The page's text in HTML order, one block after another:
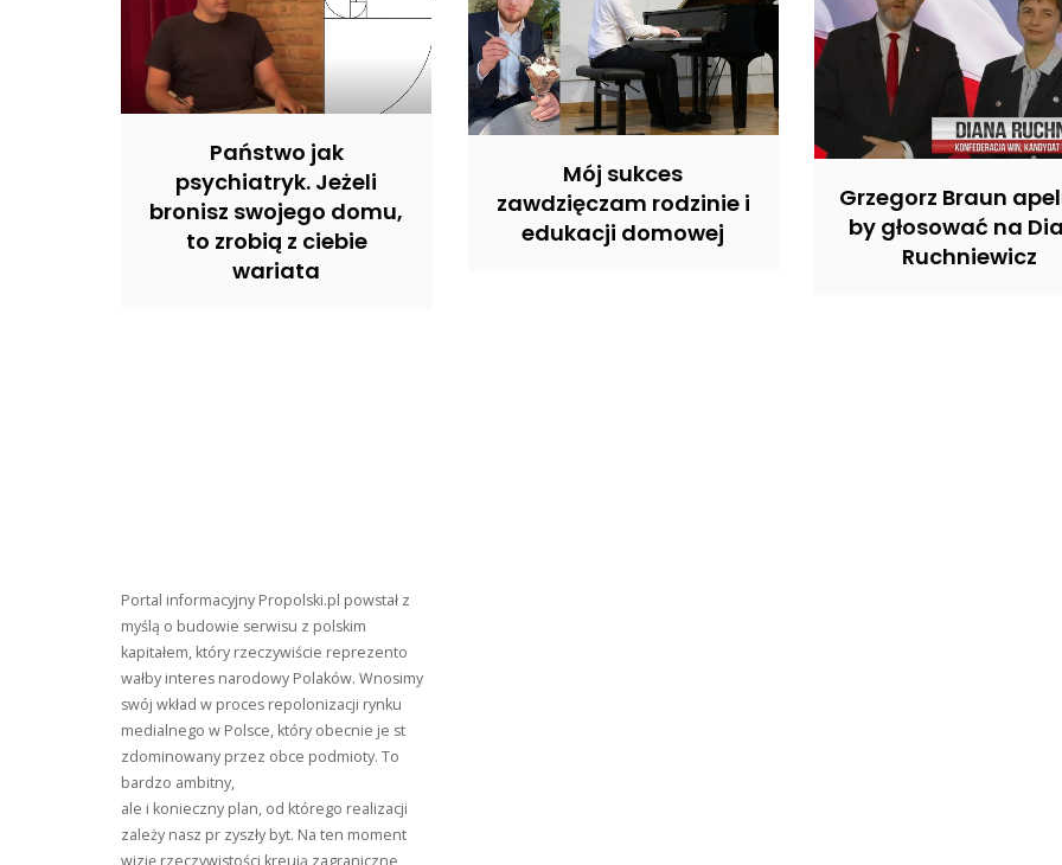
Państwo jak
psychiatryk. Jeżeli
bronisz swojego domu,
to zrobią z ciebie
wariata
Mój sukces
zawdzięczam rodzinie i
edukacji domowej
Grzegorz Braun
by głosować na
Ruchniewicz
Portal informacyjny Propolski.pl powstał z
myślą o budowie serwisu z polskim
kapitałem, który rzeczywiście reprezento
wałby interes narodowy Polaków. Wnosimy
swój wkład w proces repolonizacji rynku
medialnego w Polsce, który obecnie je st
zdominowany przez obce podmioty. To
bardzo ambitny,
ale i konieczny plan, od którego realizacji
zależy nasz pr zyszły byt. Na ten moment